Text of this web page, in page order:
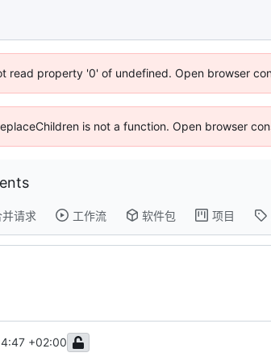
read property '0' of undefined. Open browser
is not a function. Open browser
并请求 工作流 软件包 项目
+02:00